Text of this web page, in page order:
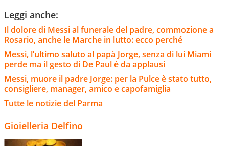
Leggi anche:
Il dolore di Messi al funerale del padre, commozione a
Rosario, anche le Marche in lutto: ecco perché
Messi, l’ultimo saluto al papà Jorge, senza di lui Miami
perde ma il gesto di De Paul è da applausi
Messi, muore il padre Jorge: per la Pulce è stato tutto,
consigliere, manager, amico e capofamiglia
Tutte le notizie del Parma
Gioielleria Delfino